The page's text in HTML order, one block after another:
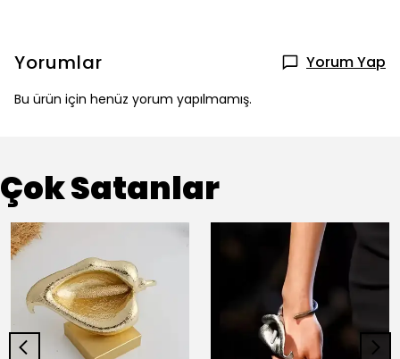
Yorumlar Yorum Yap
Bu ürün için henüz yorum yapılmamış.
Çok Satanlar